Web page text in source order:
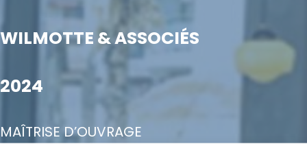
WILMOTTE & ASSOCIÉS
2024
MAÎTRISE D’OUVRAGE